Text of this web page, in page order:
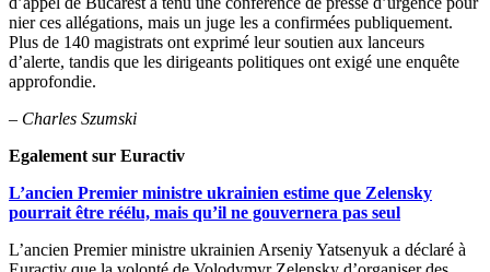
nier ces allégations, mais un juge les a confirmées publiquement.
Plus de 140 magistrats ont exprimé leur soutien aux lanceurs
d’alerte, tandis que les dirigeants politiques ont exigé une enquête
approfondie.
– Charles Szumski
Egalement sur Euractiv
L’ancien Premier ministre ukrainien estime que Zelensky
pourrait être réélu, mais qu’il ne gouvernera pas seul
L’ancien Premier ministre ukrainien Arseniy Yatsenyuk a déclaré à